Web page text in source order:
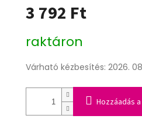
3 792 Ft
raktáron
Várható kézbesítés: 2026. 08.
Hozzáadás